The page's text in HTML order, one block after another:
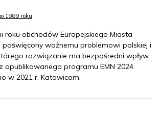
1989 roku
roku obchodów Europejskiego Miasta
poświęcony ważnemu problemowi polskiej i
rozwiązanie ma bezpośredni wpływ
opublikowanego programu EMN 2024.
w 2021 r. Katowicom.